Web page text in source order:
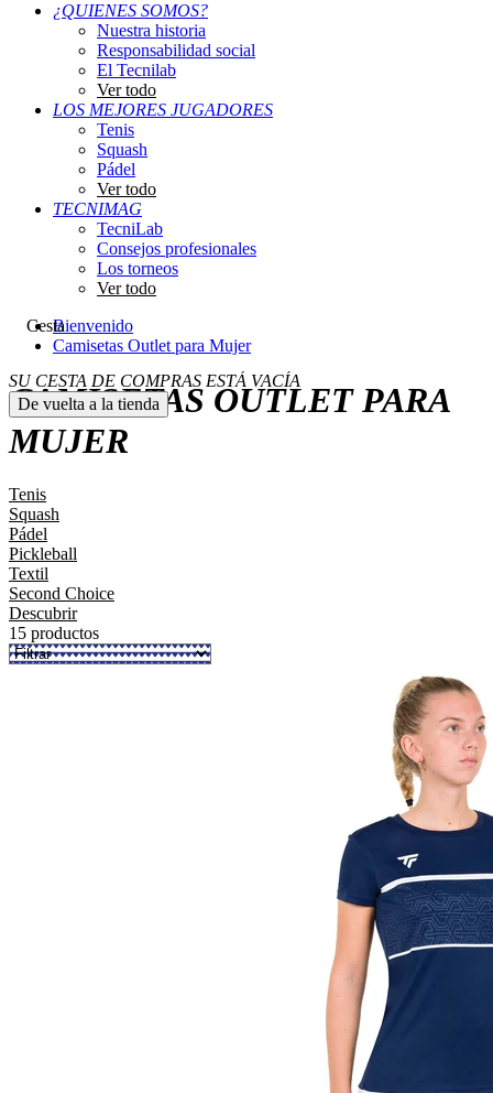
¿QUIENES SOMOS?
Nuestra historia
Responsabilidad social
El Tecnilab
Ver todo
LOS MEJORES JUGADORES
Tenis
Squash
Pádel
Ver todo
TECNIMAG
TecniLab
Consejos profesionales
Los torneos
Ver todo
Cesta
SU CESTA DE COMPRAS ESTÁ VACÍA
De vuelta a la tienda
Bienvenido
Camisetas Outlet para Mujer
CAMISETAS OUTLET PARA
MUJER
Tenis
Squash
Pádel
Pickleball
Textil
Second Choice
Descubrir
15 productos